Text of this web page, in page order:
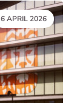
DATUM:
6 APRIL 2026